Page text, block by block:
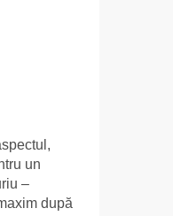
un
–
după